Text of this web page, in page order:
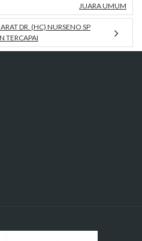
JUARA UMUM
DR. (HC) NURSENO SP
TERCAPAI